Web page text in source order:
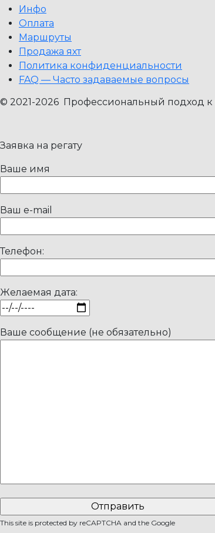
Инфо
Оплата
Маршруты
Продажа яхт
Политика конфиденциальности
FAQ — Часто задаваемые вопросы
© 2021-2026 Профессиональный подход
Заявка на регату
Ваше имя
Ваш e-mail
Телефон:
Желаемая дата:
Ваше сообщение (не обязательно)
This site is protected by reCAPTCHA and the Google